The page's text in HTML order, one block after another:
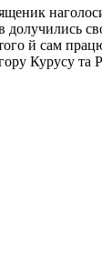
й сам
Курусу та